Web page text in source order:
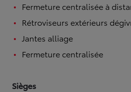
Fermeture centralisée à
Rétroviseurs extérieurs
Jantes alliage
Fermeture centralisée
Sièges